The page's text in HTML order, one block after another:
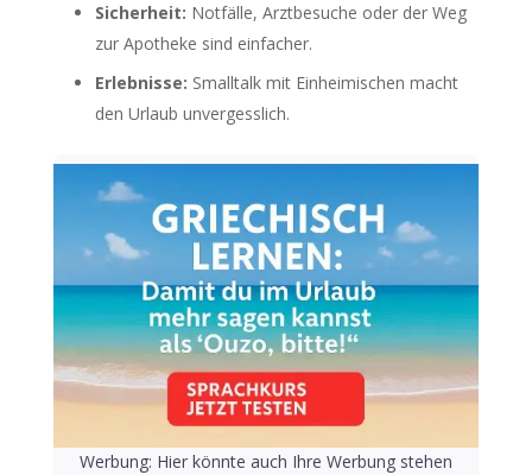
Sicherheit: Notfälle, Arztbesuche oder der Weg
zur Apotheke sind einfacher.
Erlebnisse: Smalltalk mit Einheimischen macht
den Urlaub unvergesslich.
Werbung: Hier könnte auch Ihre Werbung stehen